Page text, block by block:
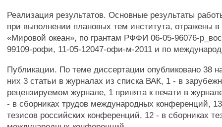
Реализация результатов. Основные результаты
при выполнении плановых тем института, отражены
«Мировой океан», по грантам РФФИ 06-05-96076-
99109-рофи, 11-05-12047-офи-м-2011 и по
Публикации. По теме диссертации опубликовано 38
них 3 статьи в журналах из списка ВАК, 1 - в
рецензируемом журнале, 1 принята к печати в
- в сборниках трудов международных конференций,
тезисов российских конференций, 12 - в сборниках